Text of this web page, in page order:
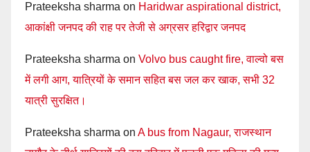
Prateeksha sharma on Haridwar aspirational district,
आकांक्षी जनपद की राह पर तेजी से अग्रसर हरिद्वार जनपद
Prateeksha sharma on Volvo bus caught fire, वाल्वो बस
में लगी आग, यात्रियों के समान सहित बस जल कर खाक, सभी 32
यात्री सुरक्षित।
Prateeksha sharma on A bus from Nagaur, राजस्थान